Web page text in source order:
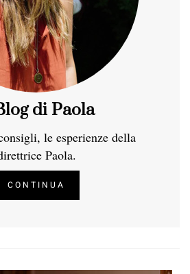
di Paola
le esperienze della
Paola.
CONTINUA